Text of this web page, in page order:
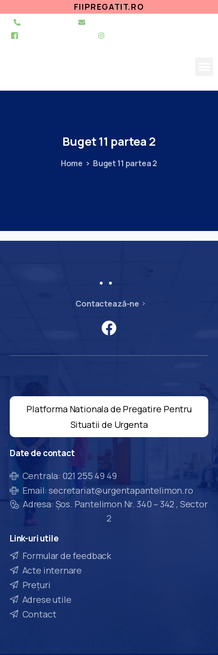
FIIPREGATIT.RO
Buget11 partea 2
Home Buget 11 partea 2
Contactează-ne
Platforma Nationala de Pregatire Pentru
Situatii de Urgenta
Datede contact
Centrala: 021 255 49 49
Email: secretariat@urgentapantelimon.ro
Adresa: Șos. Pantelimon Nr. 340 – 342 , Sector
2
Link-uriutile
Formular de feedback
Acte internare
Prețuri
Adrese utile
Contact